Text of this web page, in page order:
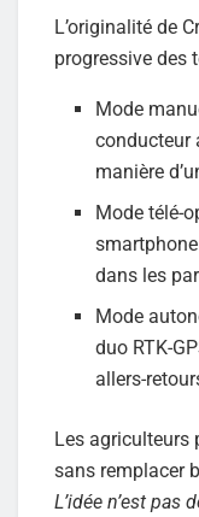
L’originalité de
progressive des
Mode
conducteur
manière
Mode télé-
dans les
Mode
duo RTK-
allers-
Les agriculteurs
sans remplacer
L’idée n’est pas